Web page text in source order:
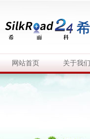
网站首页 关于我们